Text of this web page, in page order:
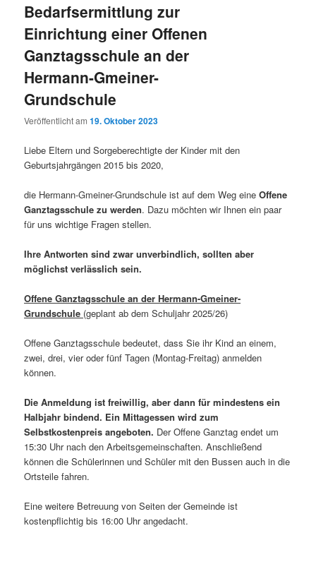
Bedarfsermittlung zur
Einrichtung einer Offenen
Ganztagsschule an der
Hermann-Gmeiner-
Grundschule
Veröffentlicht am19. Oktober 2023
Liebe Eltern und Sorgeberechtigte der Kinder mit den
Geburtsjahrgängen 2015 bis 2020,
die Hermann-Gmeiner-Grundschule ist auf dem Weg eineOffene
Ganztagsschule zu werden. Dazu möchten wir Ihnen ein paar
für uns wichtige Fragen stellen.
Ihre Antworten sind zwar unverbindlich, sollten aber
möglichst verlässlich sein.
Offene Ganztagsschule an der Hermann-Gmeiner-
Grundschule (geplant ab dem Schuljahr 2025/26)
Offene Ganztagsschule bedeutet, dass Sie ihr Kind an einem,
zwei, drei, vier oder fünf Tagen (Montag-Freitag) anmelden
können.
Die Anmeldung ist freiwillig, aber dann für mindestens ein
Halbjahr bindend. Ein Mittagessen wird zum
Selbstkostenpreis angeboten. Der Offene Ganztag endet um
15:30 Uhr nach den Arbeitsgemeinschaften. Anschließend
können die Schülerinnen und Schüler mit den Bussen auch in die
Ortsteile fahren.
Eine weitere Betreuung von Seiten der Gemeinde ist
kostenpflichtig bis 16:00 Uhr angedacht.